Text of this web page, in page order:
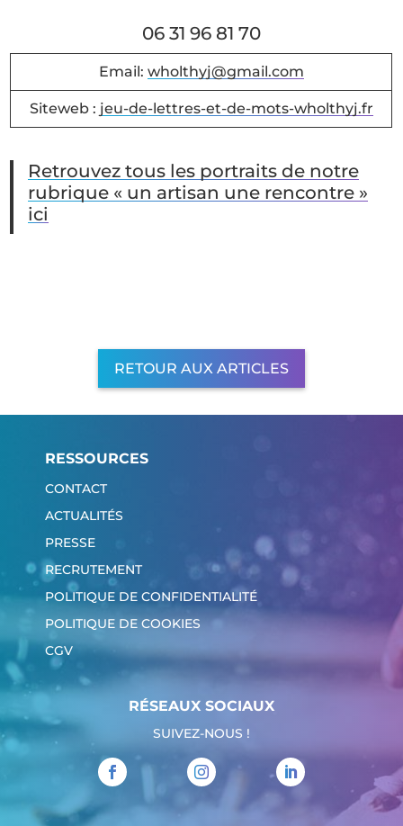
06 31 96 81 70
Email: wholthyj@gmail.com
Siteweb : jeu-de-lettres-et-de-mots-wholthyj.fr
Retrouvez tous les portraits de notre
rubrique « un artisan une rencontre »
ici
RETOUR AUX ARTICLES
RESSOURCES
CONTACT
ACTUALITÉS
PRESSE
RECRUTEMENT
POLITIQUE DE CONFIDENTIALITÉ
POLITIQUE DE COOKIES
CGV
RÉSEAUX SOCIAUX
SUIVEZ-NOUS !